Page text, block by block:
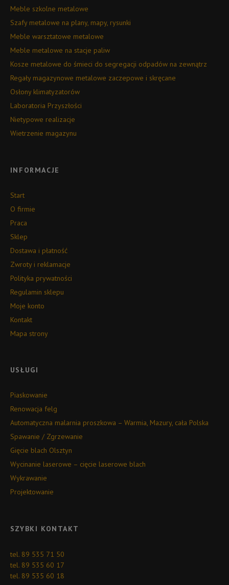
Meble szkolne metalowe
Szafy metalowe na plany, mapy, rysunki
Meble warsztatowe metalowe
Meble metalowe na stacje paliw
Kosze metalowe do śmieci do segregacji odpadów na zewnątrz
Regały magazynowe metalowe zaczepowe i skręcane
Osłony klimatyzatorów
Laboratoria Przyszłości
Nietypowe realizacje
Wietrzenie magazynu
INFORMACJE
Start
O firmie
Praca
Sklep
Dostawa i płatność
Zwroty i reklamacje
Polityka prywatności
Regulamin sklepu
Moje konto
Kontakt
Mapa strony
USŁUGI
Piaskowanie
Renowacja felg
Automatyczna malarnia proszkowa – Warmia, Mazury, cała Polska
Spawanie / Zgrzewanie
Gięcie blach Olsztyn
Wycinanie laserowe – cięcie laserowe blach
Wykrawanie
Projektowanie
SZYBKI KONTAKT
tel. 89 535 71 50
tel. 89 535 60 17
tel. 89 535 60 18